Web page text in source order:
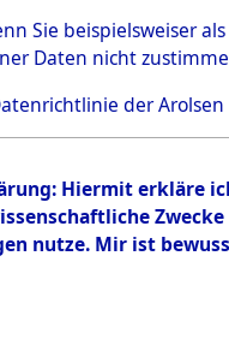
Sie beispielsweiser
Daten nicht
der Arolsen
Hiermit erkläre
nutze. Mir ist